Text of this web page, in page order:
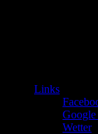
Links
Wetter